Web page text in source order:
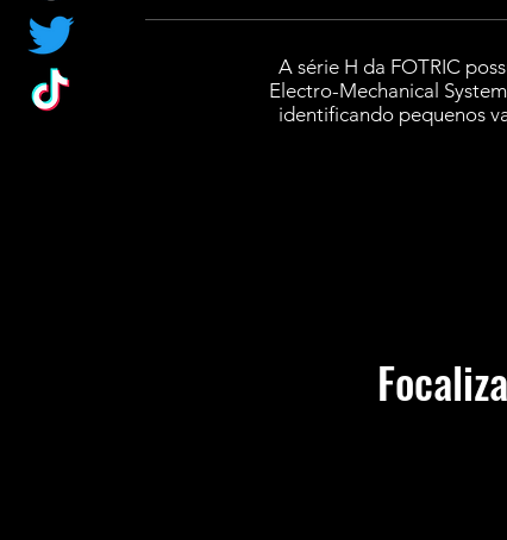
A série H da FOTRIC
Electro-Mechanical
identificando pequenos